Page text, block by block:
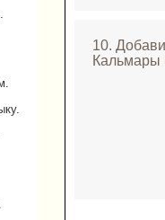
10.
Кальмары